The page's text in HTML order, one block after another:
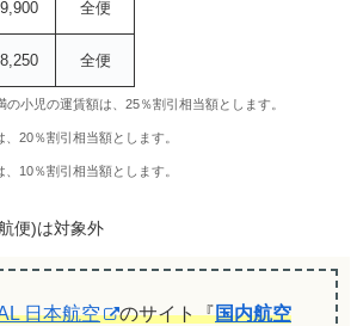
9,900 全便
8,250 全便
小児の運賃額は、25％割引相当額とします。
20％割引相当額とします。
10％割引相当額とします。
便)は対象外
日本航空 のサイト『国内航空